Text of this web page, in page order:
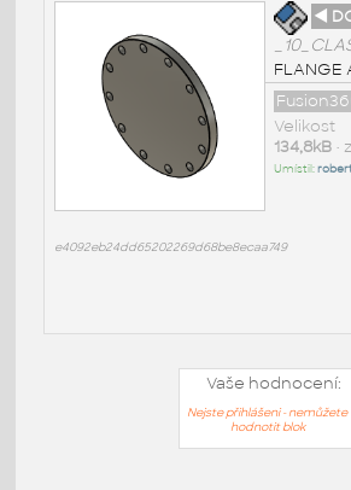
◄
FLANGE
Velikost
134,8kB•
Umístil:
e4092eb24dd65202269d68be8ecaa749
Vaše hodnocení:
Nejste přihlášeni - nemůžete
hodnotit blok